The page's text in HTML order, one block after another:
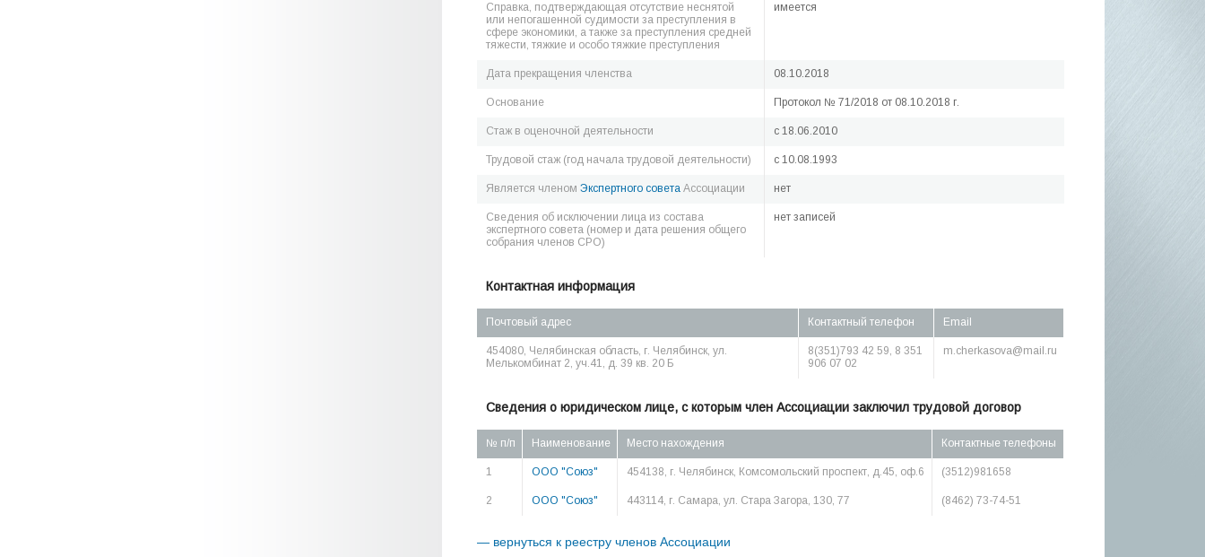
Справка, подтверждающая отсутствие неснятой
или непогашенной судимости за преступления в
сфере экономики, а также за преступления средней
тяжести, тяжкие и особо тяжкие преступления
имеется
Дата прекращения членства 08.10.2018
Основание Протокол № 71/2018 от 08.10.2018 г.
Стаж в оценочной деятельности c 18.06.2010
Трудовой стаж (год начала трудовой деятельности) c 10.08.1993
Является членом Экспертного совета Ассоциации нет
Сведения об исключении лица из состава
экспертного совета (номер и дата решения общего
собрания членов СРО)
нет записей
Контактная информация
Почтовый адрес Контактный телефон Email
454080, Челябинская область, г. Челябинск, ул.
Мелькомбинат 2, уч.41, д. 39 кв. 20 Б
8(351)793 42 59, 8 351
906 07 02
m.cherkasova@mail.ru
Сведения о юридическом лице, с которым член Ассоциации заключил трудовой договор
№ п/п Наименование Место нахождения Контактные телефоны
1 ООО "Союз" 454138, г. Челябинск, Комсомольский проспект, д.45, оф.6 (3512)981658
2 ООО "Союз" 443114, г. Самара, ул. Стара Загора, 130, 77 (8462) 73-74-51
— вернуться к реестру членов Ассоциации